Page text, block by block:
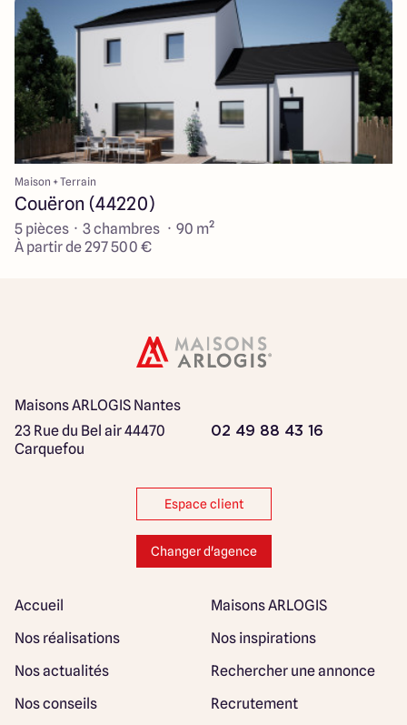
Maison + Terrain
Couëron (44220)
5 pièces · 3 chambres · 90 m²
À partir de 297 500 €
Maisons ARLOGIS Nantes
23 Rue du Bel air44470
Carquefou
02 49 88 43 16
Espace client
Changer d'agence
Accueil
Maisons ARLOGIS
Nos réalisations
Nos inspirations
Nos actualités
Rechercher une annonce
Nos conseils
Recrutement